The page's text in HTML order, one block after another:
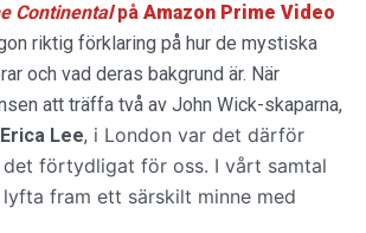
Continentalpå Amazon Prime Video
riktig förklaring på hur de mystiska
och vad deras bakgrund är. När
att träffa två av John Wick-skaparna,
Erica Lee, i London var det därför
förtydligat för oss. I vårt samtal
fram ett särskilt minne med